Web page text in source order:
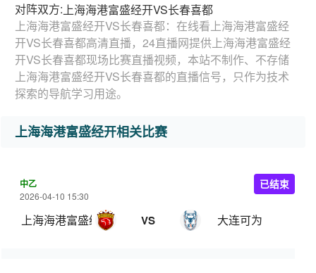
对阵双方: 上海海港富盛经开VS长春喜都
上海海港富盛经开VS长春喜都：在线看上海海港富盛经
开VS长春喜都高清直播，24直播网提供上海海港富盛经
开VS长春喜都现场比赛直播视频，本站不制作、不存储
上海海港富盛经开VS长春喜都的直播信号，只作为技术
探索的导航学习用途。
上海海港富盛经开相关比赛
中乙
2026-04-10 15:30
上海海港富盛经开 VS 大连可为
已结束